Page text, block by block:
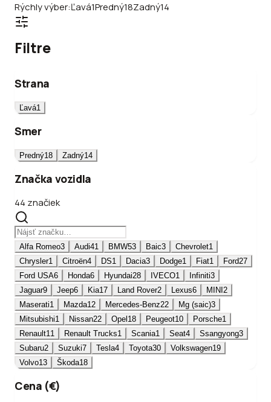
Rýchly výber:Ľavá1Predný18Zadný14
Filtre
Strana
Ľavá1
Smer
Predný18 Zadný14
Značka vozidla
44 značiek
Alfa Romeo3 Audi41 BMW53 Baic3 Chevrolet1
Chrysler1 Citroën4 DS1 Dacia3 Dodge1 Fiat1 Ford27
Ford USA6 Honda6 Hyundai28 IVECO1 Infiniti3
Jaguar9 Jeep6 Kia17 Land Rover2 Lexus6 MINI 2
Maserati1 Mazda12 Mercedes-Benz22 Mg (saic)3
Mitsubishi1 Nissan22 Opel 18 Peugeot10 Porsche1
Renault11 Renault Trucks1 Scania1 Seat4 Ssangyong3
Subaru2 Suzuki7 Tesla4 Toyota30 Volkswagen19
Volvo13 Škoda18
Cena (€)